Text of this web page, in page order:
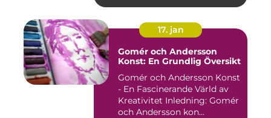
17. jan
Gomér och Andersson
Konst: En Grundlig Översikt
Gomér och Andersson Konst
- En Fascinerande Värld av
Kreativitet Inledning: Gomér
och Andersson kon...